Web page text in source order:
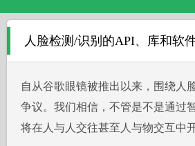
人脸检测/识别的API、库和软
自从谷歌眼镜被推出以来，围绕人
争议。我们相信，不管是不是通过
将在人与人交往甚至人与物交互中